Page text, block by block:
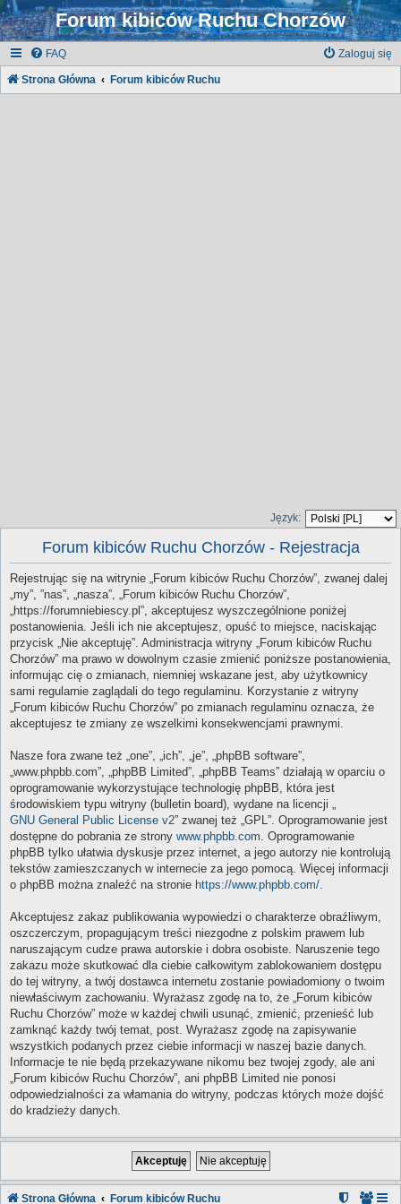
Forum kibiców Ruchu Chorzów
FAQ Zaloguj się
Strona Główna Forum kibiców Ruchu
Język:
Forum kibiców Ruchu Chorzów - Rejestracja
Rejestrując się na witrynie „Forum kibiców Ruchu Chorzów”, zwanej dalej
„my”, ”nas”, „nasza”, „Forum kibiców Ruchu Chorzów”,
„https://forumniebiescy.pl”, akceptujesz wyszczególnione poniżej
postanowienia. Jeśli ich nie akceptujesz, opuść to miejsce, naciskając
przycisk „Nie akceptuję”. Administracja witryny „Forum kibiców Ruchu
Chorzów” ma prawo w dowolnym czasie zmienić poniższe postanowienia,
informując cię o zmianach, niemniej wskazane jest, aby użytkownicy
sami regularnie zaglądali do tego regulaminu. Korzystanie z witryny
„Forum kibiców Ruchu Chorzów” po zmianach regulaminu oznacza, że
akceptujesz te zmiany ze wszelkimi konsekwencjami prawnymi.
Nasze fora zwane też „one”, „ich”, „je”, „phpBB software”,
„www.phpbb.com”, „phpBB Limited”, „phpBB Teams” działają w oparciu o
oprogramowanie wykorzystujące technologię phpBB, która jest
środowiskiem typu witryny (bulletin board), wydane na licencji „
GNU General Public License v2” zwanej też „GPL”. Oprogramowanie jest
dostępne do pobrania ze strony www.phpbb.com. Oprogramowanie
phpBB tylko ułatwia dyskusje przez internet, a jego autorzy nie kontrolują
tekstów zamieszczanych w internecie za jego pomocą. Więcej informacji
o phpBB można znaleźć na stronie https://www.phpbb.com/.
Akceptujesz zakaz publikowania wypowiedzi o charakterze obraźliwym,
oszczerczym, propagującym treści niezgodne z polskim prawem lub
naruszającym cudze prawa autorskie i dobra osobiste. Naruszenie tego
zakazu może skutkować dla ciebie całkowitym zablokowaniem dostępu
do tej witryny, a twój dostawca internetu zostanie powiadomiony o twoim
niewłaściwym zachowaniu. Wyrażasz zgodę na to, że „Forum kibiców
Ruchu Chorzów” może w każdej chwili usunąć, zmienić, przenieść lub
zamknąć każdy twój temat, post. Wyrażasz zgodę na zapisywanie
wszystkich podanych przez ciebie informacji w naszej bazie danych.
Informacje te nie będą przekazywane nikomu bez twojej zgody, ale ani
„Forum kibiców Ruchu Chorzów”, ani phpBB Limited nie ponosi
odpowiedzialności za włamania do witryny, podczas których może dojść
do kradzieży danych.
Strona Główna Forum kibiców Ruchu